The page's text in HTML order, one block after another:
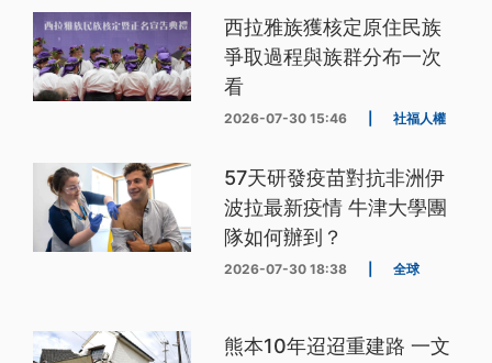
西拉雅族獲核定原住民族
爭取過程與族群分布一次
看
2026-07-30 15:46 社福人權
57天研發疫苗對抗非洲伊
波拉最新疫情 牛津大學團
隊如何辦到？
2026-07-30 18:38 全球
熊本10年迢迢重建路 一文